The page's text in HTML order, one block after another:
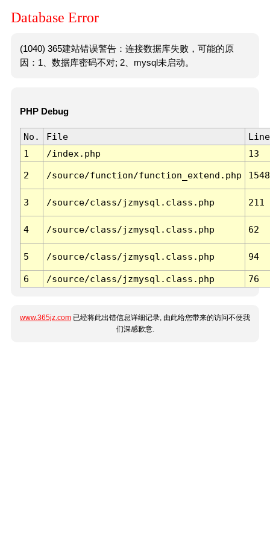
Database Error
(1040) 365建站错误警告：连接数据库失败，可能的原
因：1、数据库密码不对; 2、mysql未启动。
PHP Debug
No. File
Line
1
/index.php 13
2 /source/function/function_extend.php 1548
3 /source/class/jzmysql.class.php 211
4 /source/class/jzmysql.class.php 62
5 /source/class/jzmysql.class.php 94
6 /source/class/jzmysql.class.php 76
www.365jz.com 已经将此出错信息详细记录, 由此给您带来的访问不便我
们深感歉意.